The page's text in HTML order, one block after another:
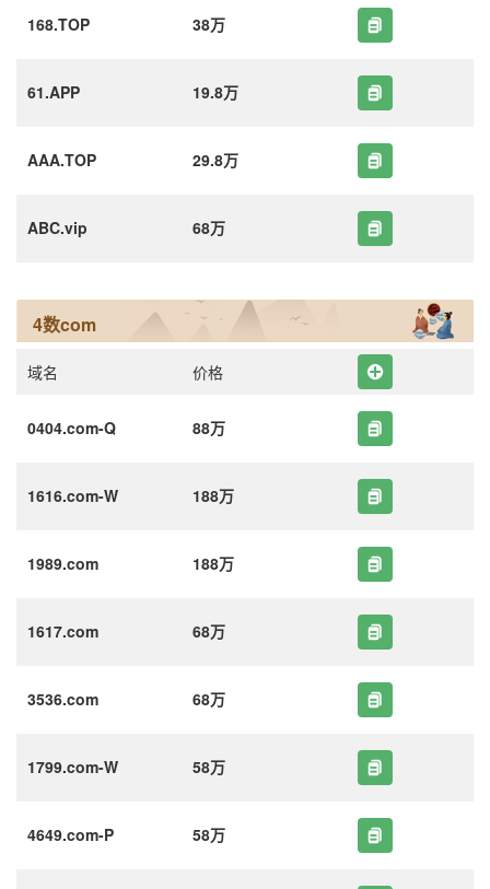
168.TOP 38万
61.APP 19.8万
AAA.TOP 29.8万
ABC.vip 68万
4数com
域名 价格
0404.com-Q 88万
1616.com-W 188万
1989.com 188万
1617.com 68万
3536.com 68万
1799.com-W 58万
4649.com-P 58万